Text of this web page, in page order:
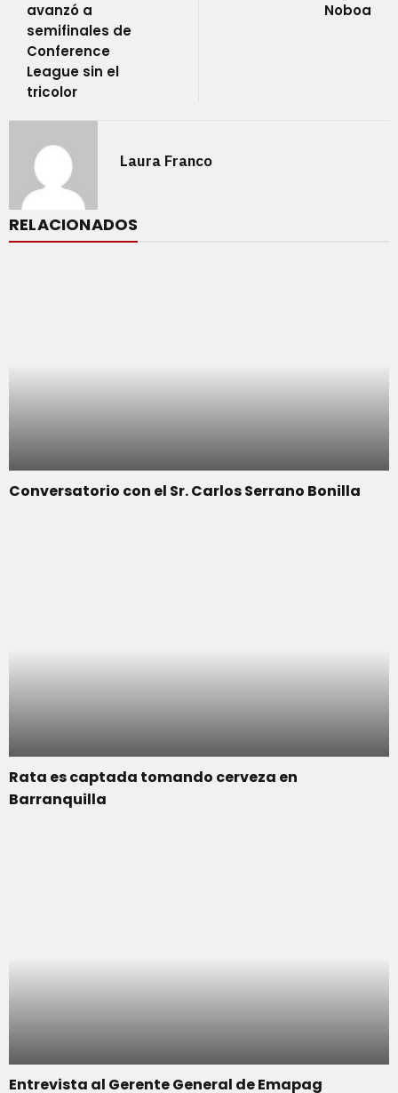
avanzó a
semifinales de
Conference
League sin el
tricolor
Noboa
Laura Franco
RELACIONADOS
Conversatorio con el Sr. Carlos Serrano Bonilla
Rata es captada tomando cerveza en
Barranquilla
Entrevista al Gerente General de Emapag